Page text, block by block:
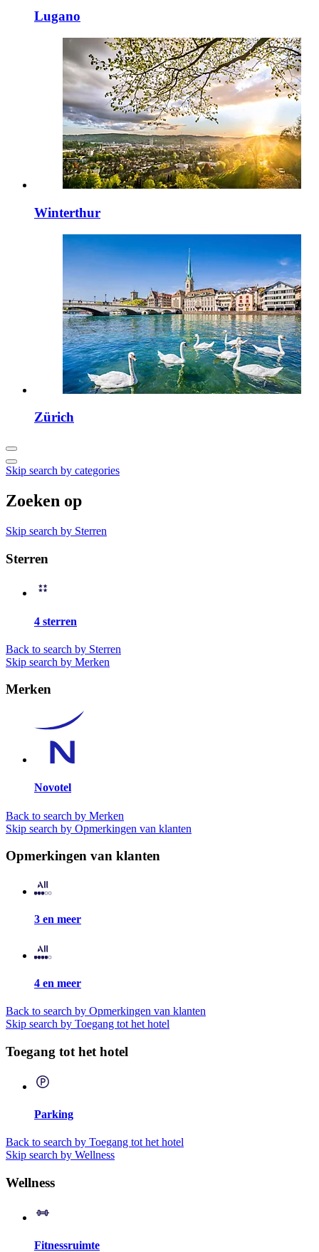
Lugano
Winterthur
Zürich
Skip search by categories
Zoeken op
Skip search by Sterren
Sterren
4 sterren
Back to search by Sterren
Skip search by Merken
Merken
Novotel
Back to search by Merken
Skip search by Opmerkingen van klanten
Opmerkingen van klanten
3 en meer
4 en meer
Back to search by Opmerkingen van klanten
Skip search by Toegang tot het hotel
Toegang tot het hotel
Parking
Back to search by Toegang tot het hotel
Skip search by Wellness
Wellness
Fitnessruimte